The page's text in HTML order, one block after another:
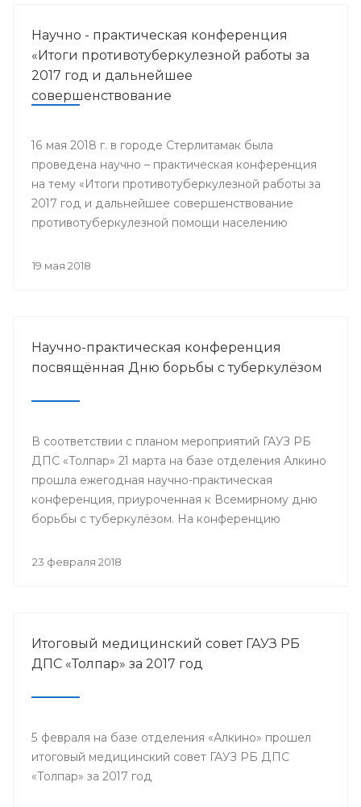
Научно - практическая конференция
«Итоги противотуберкулезной работы за
2017 год и дальнейшее
совершенствование
16 мая 2018 г. в городе Стерлитамак была
проведена научно – практическая конференция
на тему «Итоги противотуберкулезной работы за
2017 год и дальнейшее совершенствование
противотуберкулезной помощи населению
19 мая 2018
Научно-практическая конференция
посвящённая Дню борьбы с туберкулёзом
В соответствии с планом мероприятий ГАУЗ РБ
ДПС «Толпар» 21 марта на базе отделения Алкино
прошла ежегодная научно-практическая
конференция, приуроченная к Всемирному дню
борьбы с туберкулёзом. На конференцию
санатория, а так же почётные гости.
23 февраля 2018
Итоговый медицинский совет ГАУЗ РБ
ДПС «Толпар» за 2017 год
5 февраля на базе отделения «Алкино» прошел
итоговый медицинский совет ГАУЗ РБ ДПС
«Толпар» за 2017 год